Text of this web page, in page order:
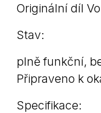
Originální díl
Stav:
plně funkční,
Připraveno k
Specifikace: